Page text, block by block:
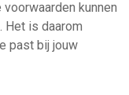
kunnen
is daarom
past bij jouw